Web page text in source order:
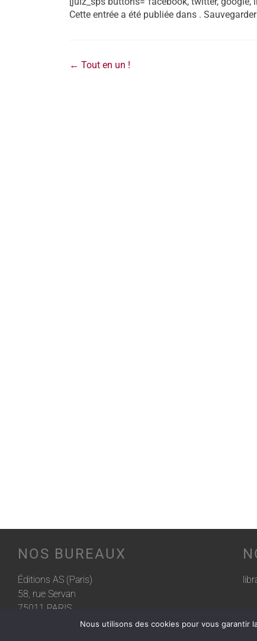
Cette entrée a été publiée dans .
← Tout en un !
NOS BUREAUX
Éditions AS (Paris)
58, rue Servan
75011 PARIS
Nous utilisons des cookies pour vous garantir